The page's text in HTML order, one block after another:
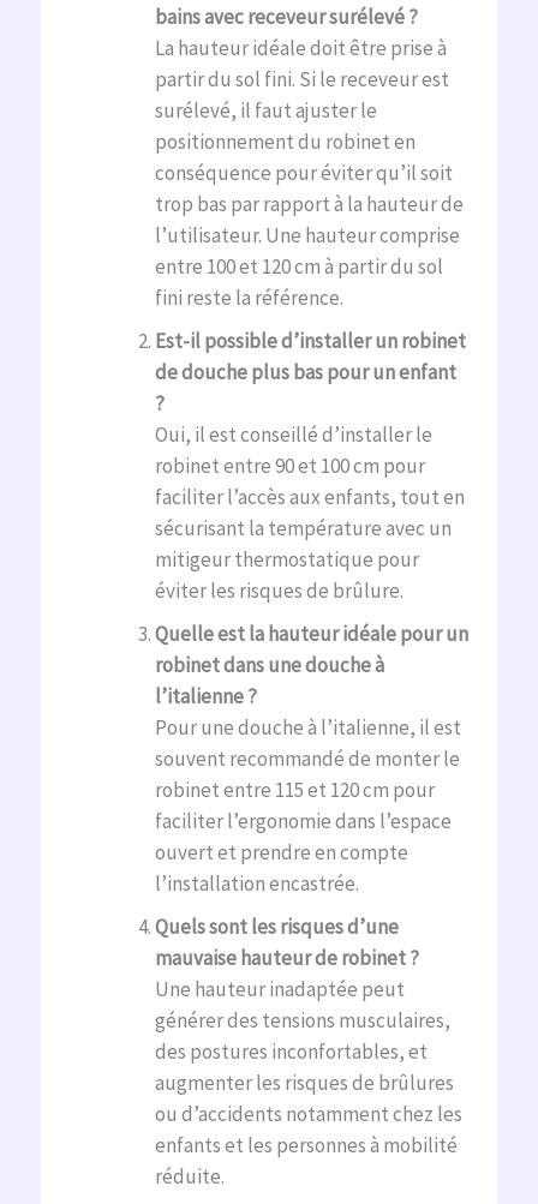
bains avec receveur surélevé ?
La hauteur idéale doit être prise à
partir du sol fini. Si le receveur est
surélevé, il faut ajuster le
positionnement du robinet en
conséquence pour éviter qu’il soit
trop bas par rapport à la hauteur de
l’utilisateur. Une hauteur comprise
entre 100 et 120 cm à partir du sol
fini reste la référence.
Est-il possible d’installer un robinet
de douche plus bas pour un enfant
?
Oui, il est conseillé d’installer le
robinet entre 90 et 100 cm pour
faciliter l’accès aux enfants, tout en
sécurisant la température avec un
mitigeur thermostatique pour
éviter les risques de brûlure.
Quelle est la hauteur idéale pour un
robinet dans une douche à
l’italienne ?
Pour une douche à l’italienne, il est
souvent recommandé de monter le
robinet entre 115 et 120 cm pour
faciliter l’ergonomie dans l’espace
ouvert et prendre en compte
l’installation encastrée.
Quels sont les risques d’une
mauvaise hauteur de robinet ?
Une hauteur inadaptée peut
générer des tensions musculaires,
des postures inconfortables, et
augmenter les risques de brûlures
ou d’accidents notamment chez les
enfants et les personnes à mobilité
réduite.